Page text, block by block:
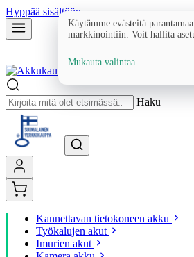
Hyppää sisältöön
Haku
Kannettavan tietokoneen akku
Työkalujen akut
Imurien akut
Käytämme evästeitä
markkinointiin. Voit hallita
Mukauta valintaa